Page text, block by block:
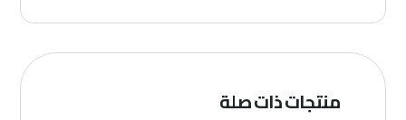
منتجات ذات صلة